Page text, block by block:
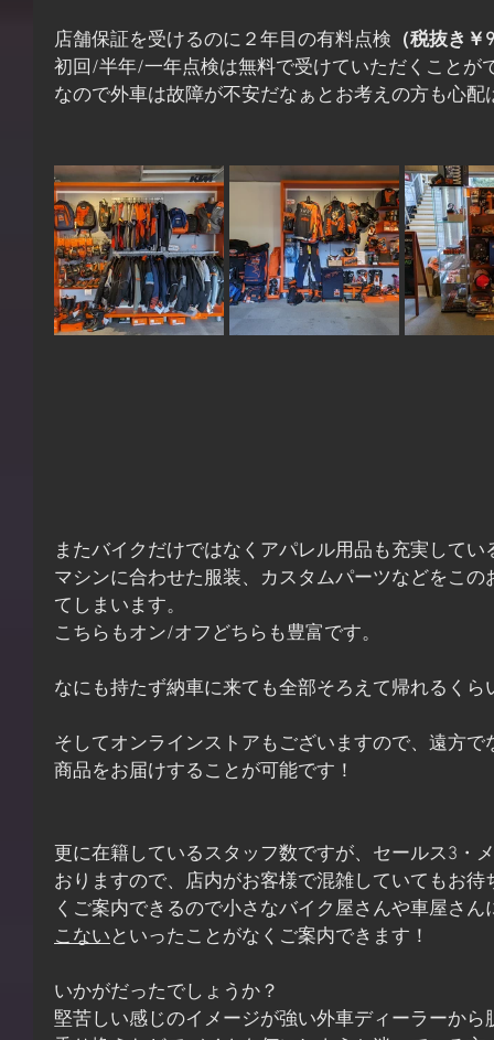
店舗保証を受けるのに２年目の有料点検 （税抜き
初回/半年/一年点検は無料で受けていただくことが
なので外車は故障が不安だなぁとお考えの方も心配
またバイクだけではなくアパレル用品も充実して
マシンに合わせた服装、カスタムパーツなどをこ
てしまいます。
こちらもオン/オフどちらも豊富です。
なにも持たず納車に来ても全部そろえて帰れるくら
そしてオンラインストアもございますので、遠方
商品をお届けすることが可能です！
更に在籍しているスタッフ数ですが、セールス3・
おりますので、店内がお客様で混雑していてもお
くご案内できるので小さなバイク屋さんや車屋さ
こない といったことがなくご案内できます！
いかがだったでしょうか？
堅苦しい感じのイメージが強い外車ディーラーか